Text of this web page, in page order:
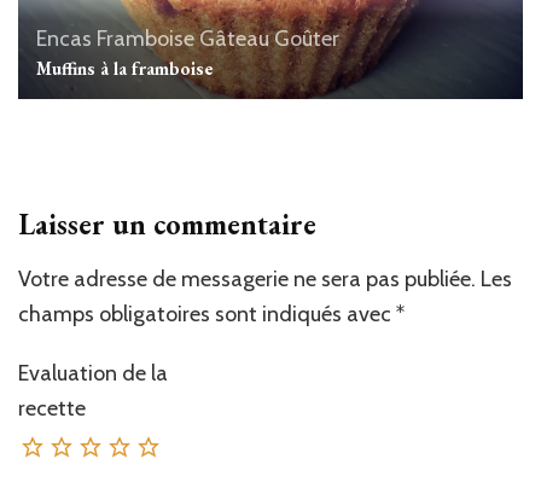
Encas FramboiseGâteauGoûter
Muffins à la framboise
Laisser un commentaire
Votre adresse de messagerie ne sera pas publiée. Les
champs obligatoires sont indiqués avec *
Evaluation de la
recette